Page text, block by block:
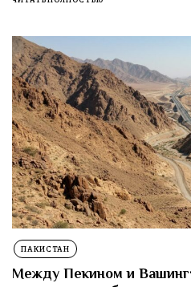
ПАКИСТАН
Между Пекином и